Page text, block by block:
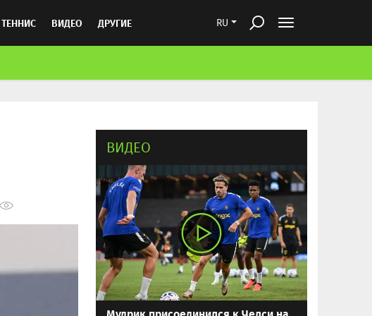
RU
ТЕННИС ВИДЕО ДРУГИЕ
ВИДЕО